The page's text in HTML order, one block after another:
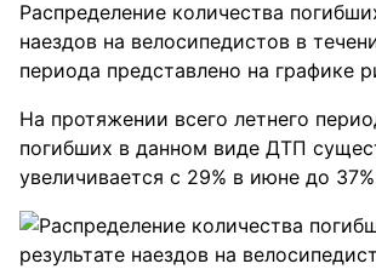
Распределение количества
наездов на велосипедистов в
периода представлено на графике
На протяжении всего летнего
погибших в данном виде ДТП
увеличивается с 29% в июне до 37%